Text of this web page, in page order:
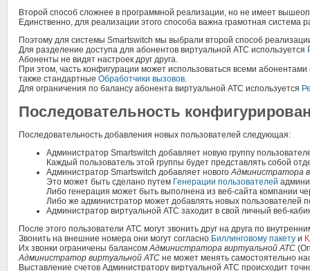
Второй способ сложнее в программной реализации, но не имеет
Единственно, для реализации этого способа важна грамотная система
Поэтому для системы Smartswitch мы выбрали второй способ
Для разделение доступа для абонентов виртуальной АТС используется
Абоненты не видят настроек друг друга.
При этом, часть конфигурации может использоваться всеми
также стандартные Обработчики вызовов.
Для ограничения по балансу абонента виртуальной АТС используется
Последовательность
Последовательность добавления новых пользователей следующая:
Администратор Smartswitch добавляет новую группу
Каждый пользователь этой группы будет представлять собой
Администратор Smartswitch добавляет новогоАдминистратора
Это может быть сделано путем Генерации пользователей
Либо генерация может быть выполнена из веб-сайта компании
Либо же администратор может добавлять новых пользователей
Администратор виртуальной АТС заходит в свой личный веб-
После этого пользователи АТС могут звонить друг на друга по
Звонить на внешние номера они могут согласно Биллинговому пакету и
Их звонки ограничены балансомАдминистратора виртуальной АТС
Администратор виртуальной АТС не может менять самостоятельно
Выставление счетов Администратору виртуальной АТС происходит